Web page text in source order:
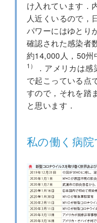
け入れています．
人近くいるので，
パワーにはゆとり
確認された感染者
約14,000人，50州
1）
．アメリカは
で起こっている点
すので，それを踏
と思います．
私の働く病